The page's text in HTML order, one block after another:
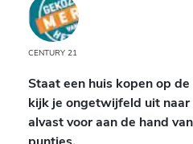
CENTURY 21
Staat een huis kopen op
kijk je ongetwijfeld uit
alvast voor aan de hand